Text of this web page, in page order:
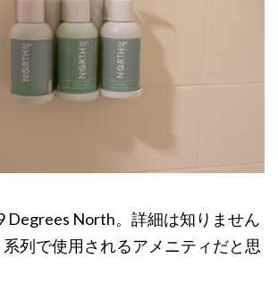
Degrees North。詳細は知りません
列で使用されるアメニティだと思